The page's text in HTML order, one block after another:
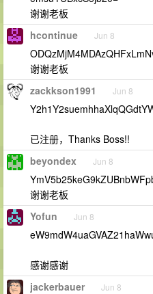
谢谢老板
hcontinue Jun 8
谢谢老板
zackkson1991 Jun 8
已注册，Thanks Boss!!
beyondex Jun 8
谢谢老板
Yofun Jun 8
感谢感谢
jackerbauer Jun 8